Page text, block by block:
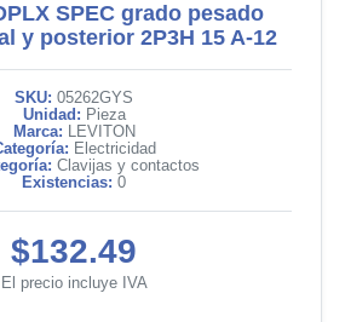
SPEC grado pesado
y posterior 2P3H 15 A-12
SKU: 05262GYS
Unidad: Pieza
Marca: LEVITON
Electricidad
Clavijas y contactos
Existencias: 0
$132.49
El precio incluye IVA